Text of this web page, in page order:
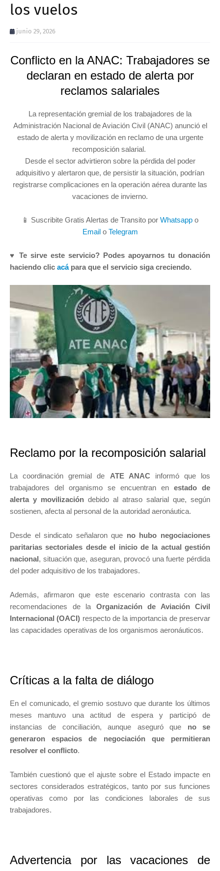
los vuelos
junio 29, 2026
Conflicto en la ANAC: Trabajadores se
declaran en estado de alerta por
reclamos salariales
La representación gremial de los trabajadores de la
Administración Nacional de Aviación Civil (ANAC) anunció el
estado de alerta y movilización en reclamo de una urgente
recomposición salarial.
Desde el sector advirtieron sobre la pérdida del poder
adquisitivo y alertaron que, de persistir la situación, podrían
registrarse complicaciones en la operación aérea durante las
vacaciones de invierno.
📱 Suscribite Gratis Alertas de Transito por Whatsapp o
Emailo Telegram
♥ Te sirve este servicio? Podes apoyarnos tu donación
haciendo clic acápara que el servicio siga creciendo.
Reclamo por la recomposición salarial
La coordinación gremial de ATE ANAC informó que los
trabajadores del organismo se encuentran en estado de
alerta y movilización debido al atraso salarial que, según
sostienen, afecta al personal de la autoridad aeronáutica.
Desde el sindicato señalaron que no hubo negociaciones
paritarias sectoriales desde el inicio de la actual gestión
nacional, situación que, aseguran, provocó una fuerte pérdida
del poder adquisitivo de los trabajadores.
Además, afirmaron que este escenario contrasta con las
recomendaciones de la Organización de Aviación Civil
Internacional (OACI) respecto de la importancia de preservar
las capacidades operativas de los organismos aeronáuticos.
Críticas a la falta de diálogo
En el comunicado, el gremio sostuvo que durante los últimos
meses mantuvo una actitud de espera y participó de
instancias de conciliación, aunque aseguró que no se
generaron espacios de negociación que permitieran
resolver el conflicto.
También cuestionó que el ajuste sobre el Estado impacte en
sectores considerados estratégicos, tanto por sus funciones
operativas como por las condiciones laborales de sus
trabajadores.
Advertencia por las vacaciones de